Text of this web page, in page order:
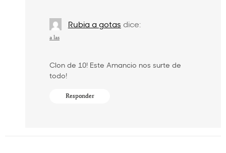
Rubia a gotas dice:
a las
Clon de 10! Este Amancio nos surte de
todo!
Responder